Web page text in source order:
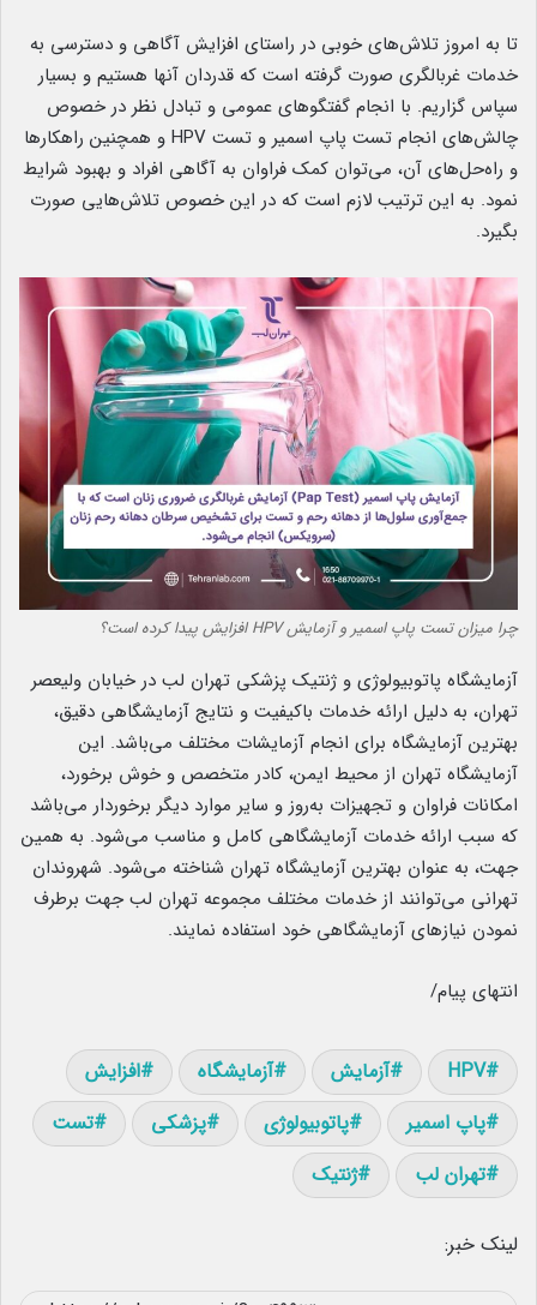
تا به امروز تلاش‌های خوبی در راستای افزایش آگاهی و دسترسی به
خدمات غربالگری صورت گرفته است که قدردان آنها هستیم و بسیار
سپاس گزاریم. با انجام گفتگوهای عمومی و تبادل نظر در خصوص
چالش‌های انجام تست پاپ اسمیر و تست HPV و همچنین راهکارها
و راه‌حل‌های آن، می‌توان کمک فراوان به آگاهی افراد و بهبود شرایط
نمود. به این ترتیب لازم است که در این خصوص تلاش‌هایی صورت
بگیرد.
چرا میزان تست پاپ اسمیر و آزمایش HPV افزایش پیدا کرده است؟
آزمایشگاه پاتوبیولوژی و ژنتیک پزشکی تهران لب در خیابان ولیعصر
تهران، به دلیل ارائه خدمات باکیفیت و نتایج آزمایشگاهی دقیق،
بهترین آزمایشگاه برای انجام آزمایشات مختلف می‌باشد. این
آزمایشگاه تهران از محیط ایمن، کادر متخصص و خوش برخورد،
امکانات فراوان و تجهیزات به‌روز و سایر موارد دیگر برخوردار می‌باشد
که سبب ارائه خدمات آزمایشگاهی کامل و مناسب می‌شود. به همین
جهت، به عنوان بهترین آزمایشگاه تهران شناخته می‌شود. شهروندان
تهرانی می‌توانند از خدمات مختلف مجموعه تهران لب جهت برطرف
نمودن نیازهای آزمایشگاهی خود استفاده نمایند.
انتهای پیام/
HPV آزمایش آزمایشگاه
افزایش
پاپ اسمیر
پاتوبیولوژی پزشکی
تست
تهران لب
ژنتیک
لینک خبر: